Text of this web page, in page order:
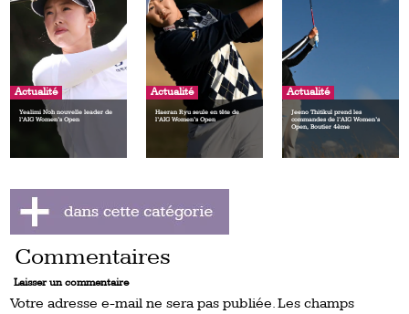
Actualité
Yealimi Noh nouvelle leader de
l’AIG Women’s Open
Actualité
Haeran Ryu seule en tête de
l’AIG Women’s Open
Actualité
Jeeno Thitikul prend les
commandes de l’AIG Women’s
Open, Boutier 4ème
Commentaires
Laisser un commentaire
Votre adresse e-mail ne sera pas publiée.Les champs